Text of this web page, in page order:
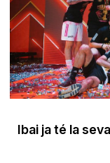
Ibai ja té la